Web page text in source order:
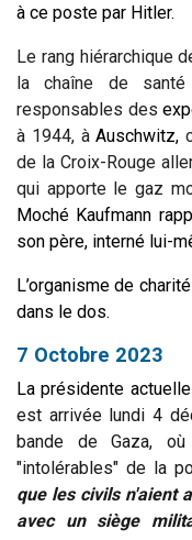
à ce poste par Hitler.
Le rang hiérarchique
la chaîne de
responsables des
à 1944, àAuschwitz,
de la Croix-Rouge
qui apporte le gaz
Moché Kaufmann
son père, interné lui-
L’organisme de
dans le dos.
7 Octobre 2023
La présidente
est arrivée lundi 4
bande de Gaza,
"intolérables" de la
que les civils n'aient
avec un siège